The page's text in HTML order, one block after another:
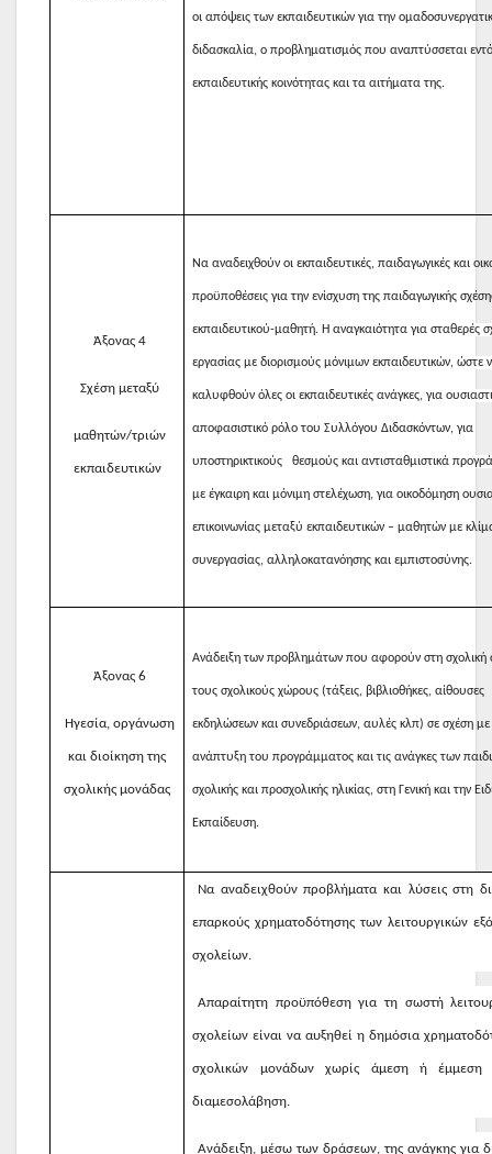
οι απόψεις των εκπαιδευτικών για την
διδασκαλία, ο προβληματισμός που αναπτύσσεται
εκπαιδευτικής κοινότητας και τα αιτήματα της.
Άξονας 4
Σχέση μεταξύ
μαθητών/τριών
εκπαιδευτικών
Να αναδειχθούν οι εκπαιδευτικές, παιδαγωγικές και
προϋποθέσεις για την ενίσχυση της παιδαγωγικής
εκπαιδευτικού-μαθητή. Η αναγκαιότητα για σταθερές
εργασίας με διορισμούς μόνιμων εκπαιδευτικών, ώστε
καλυφθούν όλες οι εκπαιδευτικές ανάγκες, για
αποφασιστικό ρόλο του Συλλόγου Διδασκόντων, για
υποστηρικτικούς θεσμούς και αντισταθμιστικά
με έγκαιρη και μόνιμη στελέχωση, γιαοικοδόμηση
επικοινωνίας μεταξύ εκπαιδευτικών – μαθητών με
συνεργασίας, αλληλοκατανόησης και εμπιστοσύνης.
Άξονας 6
Ηγεσία, οργάνωση
και διοίκηση της
σχολικής μονάδας
Ανάδειξη των προβλημάτων που αφορούν στη σχολική
τους σχολικούς χώρους (τάξεις, βιβλιοθήκες, αίθουσες
εκδηλώσεων και συνεδριάσεων, αυλές κλπ) σε σχέση με
ανάπτυξη του προγράμματος και τις ανάγκες των
σχολικής και προσχολικής ηλικίας, στη Γενική και την
Εκπαίδευση.
Να αναδειχθούν προβλήματα και λύσεις στη
επαρκούς χρηματοδότησης των λειτουργικών
σχολείων.
Απαραίτητη προϋπόθεση για τη σωστή
σχολείων είναι να αυξηθεί η δημόσια
σχολικών μονάδων χωρίς άμεση ή έμμεση
διαμεσολάβηση.
Ανάδειξη, μέσω των δράσεων, της ανάγκης για